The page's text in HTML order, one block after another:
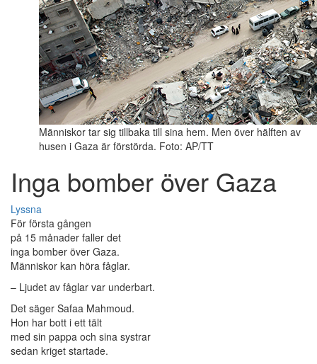
Människor tar sig tillbaka till sina hem. Men över hälften av
husen i Gaza är förstörda. Foto: AP/TT
Inga bomber över Gaza
Lyssna
För första gången
på 15 månader faller det
inga bomber över Gaza.
Människor kan höra fåglar.
– Ljudet av fåglar var underbart.
Det säger Safaa Mahmoud.
Hon har bott i ett tält
med sin pappa och sina systrar
sedan kriget startade.